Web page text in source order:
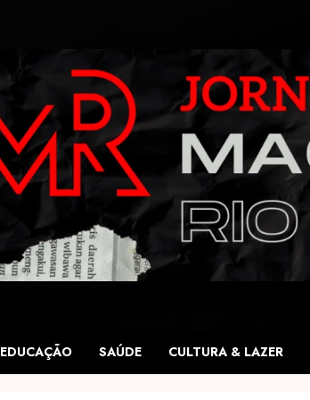
EDUCAÇÃO SAÚDE CULTURA & LAZER